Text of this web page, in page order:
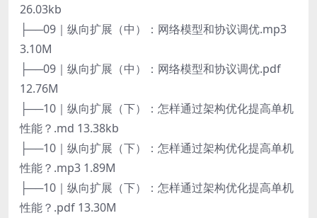
26.03kb
├──09｜纵向扩展（中）：网络模型和协议调优.mp3
3.10M
├──09｜纵向扩展（中）：网络模型和协议调优.pdf
12.76M
├──10｜纵向扩展（下）：怎样通过架构优化提高单机
性能？.md 13.38kb
├──10｜纵向扩展（下）：怎样通过架构优化提高单机
性能？.mp3 1.89M
├──10｜纵向扩展（下）：怎样通过架构优化提高单机
性能？.pdf 13.30M